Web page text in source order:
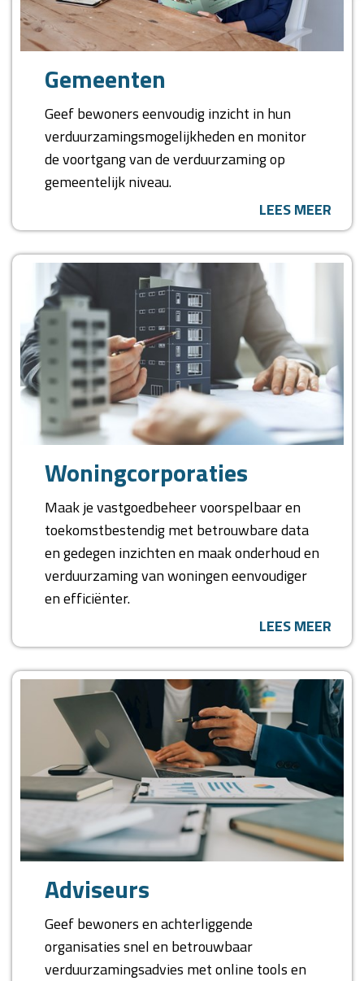
Gemeenten
Geef bewoners eenvoudig inzicht in hun
verduurzamingsmogelijkheden en monitor
de voortgang van de verduurzaming op
gemeentelijk niveau.
LEES MEER
Woningcorporaties
Maak je vastgoedbeheer voorspelbaar en
toekomstbestendig met betrouwbare data
en gedegen inzichten en maak onderhoud en
verduurzaming van woningen eenvoudiger
en efficiënter.
LEES MEER
Adviseurs
Geef bewoners en achterliggende
organisaties snel en betrouwbaar
verduurzamingsadvies met online tools en